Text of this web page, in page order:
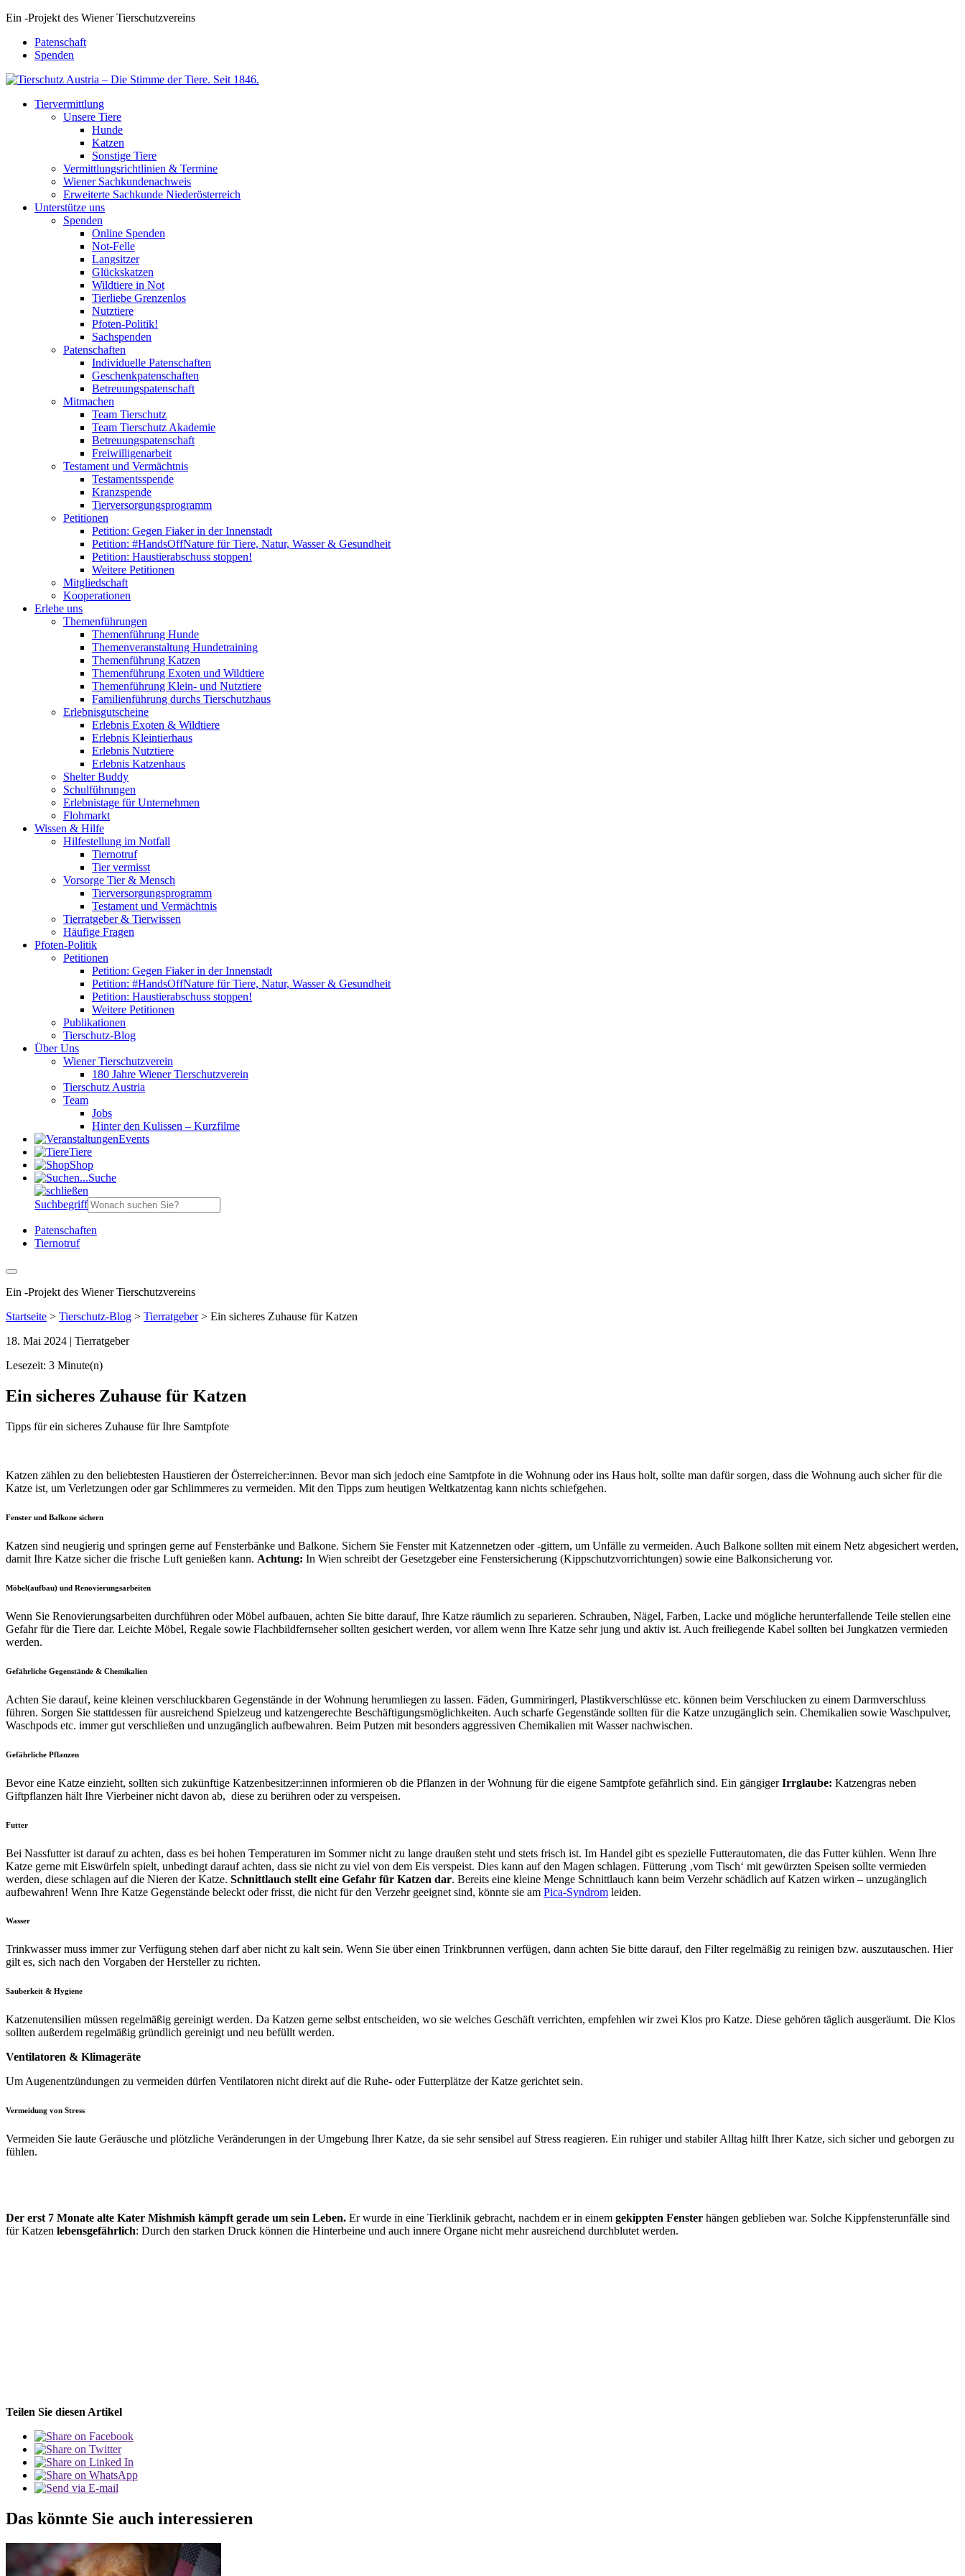
Ein -Projekt des Wiener Tierschutzvereins
Patenschaft
Spenden
Tiervermittlung
Unsere Tiere
Hunde
Katzen
Sonstige Tiere
Vermittlungsrichtlinien & Termine
Wiener Sachkundenachweis
Erweiterte Sachkunde Niederösterreich
Unterstütze uns
Spenden
Online Spenden
Not-Felle
Langsitzer
Glückskatzen
Wildtiere in Not
Tierliebe Grenzenlos
Nutztiere
Pfoten-Politik!
Sachspenden
Patenschaften
Individuelle Patenschaften
Geschenkpatenschaften
Betreuungspatenschaft
Mitmachen
Team Tierschutz
Team Tierschutz Akademie
Betreuungspatenschaft
Freiwilligenarbeit
Testament und Vermächtnis
Testamentsspende
Kranzspende
Tierversorgungsprogramm
Petitionen
Petition: Gegen Fiaker in der Innenstadt
Petition: #HandsOffNature für Tiere, Natur, Wasser & Gesundheit
Petition: Haustierabschuss stoppen!
Weitere Petitionen
Mitgliedschaft
Kooperationen
Erlebe uns
Themenführungen
Themenführung Hunde
Themenveranstaltung Hundetraining
Themenführung Katzen
Themenführung Exoten und Wildtiere
Themenführung Klein- und Nutztiere
Familienführung durchs Tierschutzhaus
Erlebnisgutscheine
Erlebnis Exoten & Wildtiere
Erlebnis Kleintierhaus
Erlebnis Nutztiere
Erlebnis Katzenhaus
Shelter Buddy
Schulführungen
Erlebnistage für Unternehmen
Flohmarkt
Wissen & Hilfe
Hilfestellung im Notfall
Tiernotruf
Tier vermisst
Vorsorge Tier & Mensch
Tierversorgungsprogramm
Testament und Vermächtnis
Tierratgeber & Tierwissen
Häufige Fragen
Pfoten-Politik
Petitionen
Petition: Gegen Fiaker in der Innenstadt
Petition: #HandsOffNature für Tiere, Natur, Wasser & Gesundheit
Petition: Haustierabschuss stoppen!
Weitere Petitionen
Publikationen
Tierschutz-Blog
Über Uns
Wiener Tierschutzverein
180 Jahre Wiener Tierschutzverein
Tierschutz Austria
Team
Jobs
Hinter den Kulissen – Kurzfilme
Events
Tiere
Shop
Suche
Suchbegriff
Patenschaften
Tiernotruf
Ein -Projekt des Wiener Tierschutzvereins
Startseite > Tierschutz-Blog > Tierratgeber> Ein sicheres Zuhause für Katzen
18. Mai 2024 | Tierratgeber
Lesezeit: 3 Minute(n)
Ein sicheres Zuhause für Katzen
Tipps für ein sicheres Zuhause für Ihre Samtpfote
Katzen zählen zu den beliebtesten Haustieren der Österreicher:innen. Bevor man sich jedoch eine Samtpfote in die Wohnung oder ins Haus holt, sollte man dafür sorgen, dass die Wohnung auch sicher für die
Katze ist, um Verletzungen oder gar Schlimmeres zu vermeiden. Mit den Tipps zum heutigen Weltkatzentag kann nichts schiefgehen.
Fenster und Balkone sichern
Katzen sind neugierig und springen gerne auf Fensterbänke und Balkone. Sichern Sie Fenster mit Katzennetzen oder -gittern, um Unfälle zu vermeiden. Auch Balkone sollten mit einem Netz abgesichert werden,
damit Ihre Katze sicher die frische Luft genießen kann. Achtung: In Wien schreibt der Gesetzgeber eine Fenstersicherung (Kippschutzvorrichtungen) sowie eine Balkonsicherung vor.
Möbel(aufbau) und Renovierungsarbeiten
Wenn Sie Renovierungsarbeiten durchführen oder Möbel aufbauen, achten Sie bitte darauf, Ihre Katze räumlich zu separieren. Schrauben, Nägel, Farben, Lacke und mögliche herunterfallende Teile stellen eine
Gefahr für die Tiere dar. Leichte Möbel, Regale sowie Flachbildfernseher sollten gesichert werden, vor allem wenn Ihre Katze sehr jung und aktiv ist. Auch freiliegende Kabel sollten bei Jungkatzen vermieden
werden.
Gefährliche Gegenstände & Chemikalien
Achten Sie darauf, keine kleinen verschluckbaren Gegenstände in der Wohnung herumliegen zu lassen. Fäden, Gummiringerl, Plastikverschlüsse etc. können beim Verschlucken zu einem Darmverschluss
führen. Sorgen Sie stattdessen für ausreichend Spielzeug und katzengerechte Beschäftigungsmöglichkeiten. Auch scharfe Gegenstände sollten für die Katze unzugänglich sein. Chemikalien sowie Waschpulver,
Waschpods etc. immer gut verschließen und unzugänglich aufbewahren. Beim Putzen mit besonders aggressiven Chemikalien mit Wasser nachwischen.
Gefährliche Pflanzen
Bevor eine Katze einzieht, sollten sich zukünftige Katzenbesitzer:innen informieren ob die Pflanzen in der Wohnung für die eigene Samtpfote gefährlich sind. Ein gängigerIrrglaube: Katzengras neben
Giftpflanzen hält Ihre Vierbeiner nicht davon ab, diese zu berühren oder zu verspeisen.
Futter
Bei Nassfutter ist darauf zu achten, dass es bei hohen Temperaturen im Sommer nicht zu lange draußen steht und stets frisch ist. Im Handel gibt es spezielle Futterautomaten, die das Futter kühlen. Wenn Ihre
Katze gerne mit Eiswürfeln spielt, unbedingt darauf achten, dass sie nicht zu viel von dem Eis verspeist. Dies kann auf den Magen schlagen. Fütterung ‚vom Tisch‘ mit gewürzten Speisen sollte vermieden
werden, diese schlagen auf die Nieren der Katze. Schnittlauch stellt eine Gefahr für Katzen dar. Bereits eine kleine Menge Schnittlauch kann beim Verzehr schädlich auf Katzen wirken – unzugänglich
aufbewahren! Wenn Ihre Katze Gegenstände beleckt oder frisst, die nicht für den Verzehr geeignet sind, könnte sie am Pica-Syndrom leiden.
Wasser
Trinkwasser muss immer zur Verfügung stehen darf aber nicht zu kalt sein. Wenn Sie über einen Trinkbrunnen verfügen, dann achten Sie bitte darauf, den Filter regelmäßig zu reinigen bzw. auszutauschen. Hier
gilt es, sich nach den Vorgaben der Hersteller zu richten.
Sauberkeit & Hygiene
Katzenutensilien müssen regelmäßig gereinigt werden. Da Katzen gerne selbst entscheiden, wo sie welches Geschäft verrichten, empfehlen wir zwei Klos pro Katze. Diese gehören täglich ausgeräumt. Die Klos
sollten außerdem regelmäßig gründlich gereinigt und neu befüllt werden.
Ventilatoren & Klimageräte
Um Augenentzündungen zu vermeiden dürfen Ventilatoren nicht direkt auf die Ruhe- oder Futterplätze der Katze gerichtet sein.
Vermeidung von Stress
Vermeiden Sie laute Geräusche und plötzliche Veränderungen in der Umgebung Ihrer Katze, da sie sehr sensibel auf Stress reagieren. Ein ruhiger und stabiler Alltag hilft Ihrer Katze, sich sicher und geborgen zu
fühlen.
Der erst 7 Monate alte Kater Mishmish kämpft gerade um sein Leben. Er wurde in eine Tierklinik gebracht, nachdem er in einem gekippten Fenster hängen geblieben war. Solche Kippfensterunfälle sind
für Katzen lebensgefährlich: Durch den starken Druck können die Hinterbeine und auch innere Organe nicht mehr ausreichend durchblutet werden.
Teilen Sie diesen Artikel
Das könnte Sie auch interessieren